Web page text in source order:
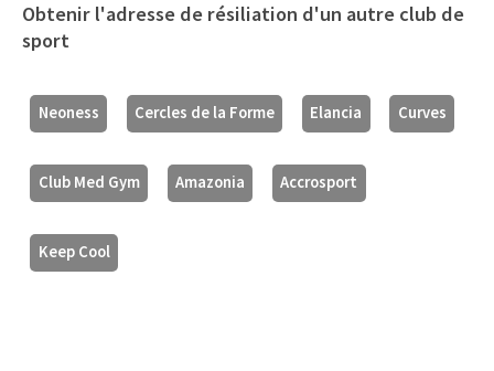
Obtenir l'adresse de résiliation d'un autre club de
sport
Neoness Cercles de la Forme Elancia Curves
Club Med Gym Amazonia Accrosport
Keep Cool